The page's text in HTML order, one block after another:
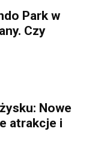
Park w
Czy
Nowe
atrakcje i